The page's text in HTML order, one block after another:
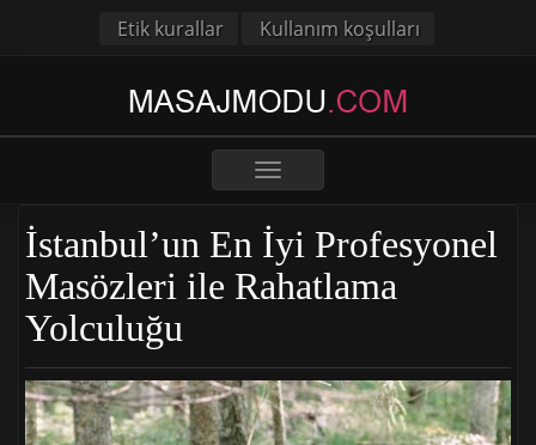
Etik kurallar Kullanım koşulları
Toggle
İstanbul’un En İyi Profesyonel
Masözleri ile Rahatlama
Yolculuğu